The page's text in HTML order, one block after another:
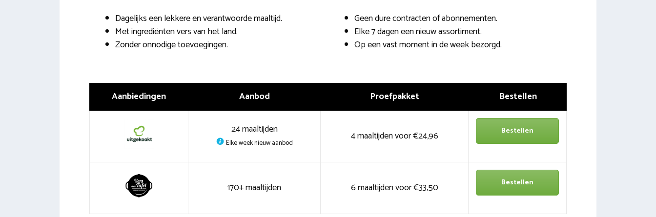
Dagelijks een lekkere en verantwoorde maaltijd.
Met ingrediënten vers van het land.
Zonder onnodige toevoegingen.
Geen dure contracten of abonnementen.
Elke 7 dagen een nieuw assortiment.
Op een vast moment in de week bezorgd.
Aanbiedingen Aanbod Proefpakket Bestellen
24 maaltijden
Elke week nieuw aanbod 4 maaltijden voor €24,96 Bestellen
170+ maaltijden 6 maaltijden voor €33,50 Bestellen